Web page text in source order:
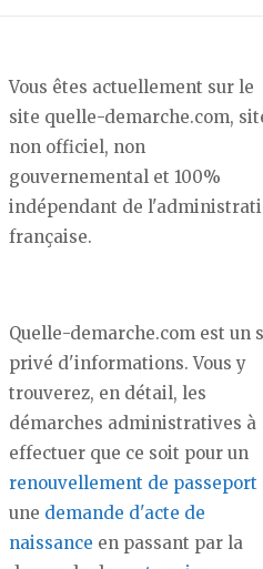
Vous êtes actuellement sur le
site quelle-demarche.com,
non officiel, non
gouvernemental et 100%
indépendant de
française.
Quelle-demarche.com est un
privé d'informations. Vous y
trouverez, en détail, les
démarches administratives à
effectuer que ce soit pour un
renouvellement de passeport
une demande d'acte de
naissance en passant par la